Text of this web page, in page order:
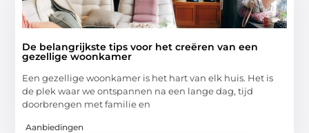
De belangrijkste tips voor het creëren van een
gezellige woonkamer
Een gezellige woonkamer is het hart van elk huis. Het is
de plek waar we ontspannen na een lange dag, tijd
doorbrengen met familie en
Aanbiedingen